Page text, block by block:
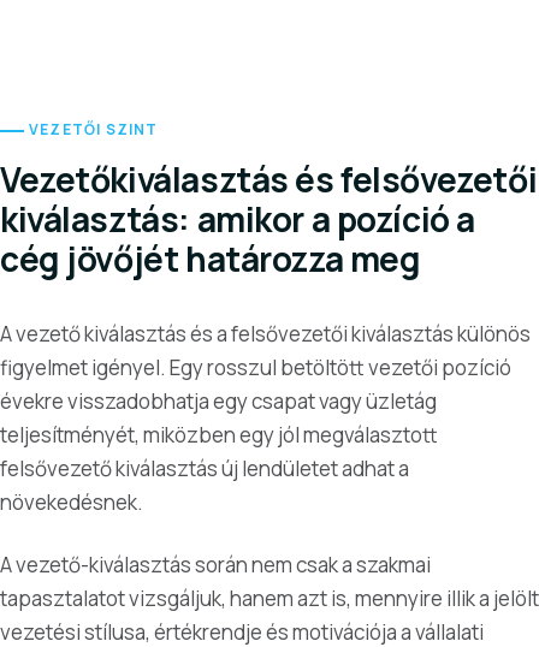
VEZETŐI SZINT
Vezetőkiválasztás és felsővezetői
kiválasztás: amikor a pozíció a
cég jövőjét határozza meg
A vezető kiválasztás és a felsővezetői kiválasztás különös
figyelmet igényel. Egy rosszul betöltött vezetői pozíció
évekre visszadobhatja egy csapat vagy üzletág
teljesítményét, miközben egy jól megválasztott
felsővezető kiválasztás új lendületet adhat a
növekedésnek.
A vezető-kiválasztás során nem csak a szakmai
tapasztalatot vizsgáljuk, hanem azt is, mennyire illik a jelölt
vezetési stílusa, értékrendje és motivációja a vállalati